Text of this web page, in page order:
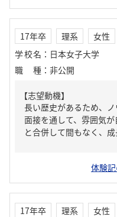
17年卒 理系
女性
学校名 ： 日本女子大学
職種 ： 非公開
【志望動機】
長い歴史があるため、ノ
面接を通して、雰囲気
と合併して間もなく、
体験
17年卒 理系
女性